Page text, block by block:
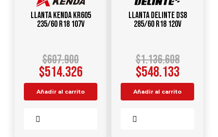
Llanta KENDA KR605
235/60 R18 107V
$607.900
$514.326
Añadir al carrito
Llanta DELINTE DS8
285/60 R18 120V
$1.136.608
$548.133
Añadir al carrito